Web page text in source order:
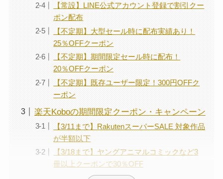
【常設】LINE公式アカウント登録で割引クー
ポン配布
【不定期】大型セール時に配布実績あり！
25％OFFクーポン
【不定期】期間限定セール時に配布！
20％OFFクーポン
【不定期】既存ユーザー限定！300円OFFク
ーポン
楽天Koboの期間限定クーポン・キャンペーン
【3/11まで】RakutenスーパーSALE 対象作品
が半額以下
【3/18まで】ヤングアニマルコミックなど3
冊以上クーポンで30％OFF